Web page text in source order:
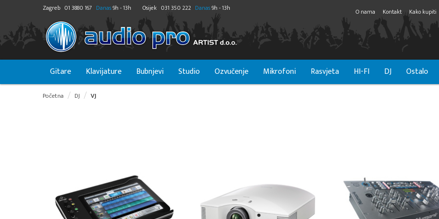
Zagreb 01 3880 167 Danas9h - 13h Osijek 031 350 222 Danas9h - 13h O nama Kontakt Kako kupiti
Gitare Klavijature Bubnjevi Studio Ozvučenje Mikrofoni Rasvjeta HI-FI DJ Ostalo
Početna DJ VJ